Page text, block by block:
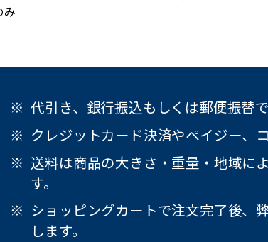
み
代引き、銀行振込もしくは郵便振替
クレジットカード決済やペイジー、
送料は商品の大きさ・重量・地域に
す。
ショッピングカートで注文完了後、
します。